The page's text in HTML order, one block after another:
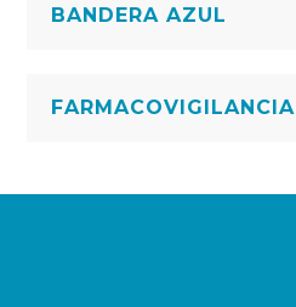
BANDERA AZUL
FARMACOVIGILANCIA